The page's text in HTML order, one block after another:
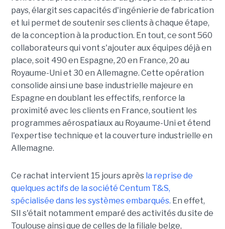
pays, élargit ses capacités d'ingénierie de fabrication
et lui permet de soutenir ses clients à chaque étape,
de la conception à la production. En tout, ce sont 560
collaborateurs qui vont s'ajouter aux équipes déjà en
place, soit 490 en Espagne, 20 en France, 20 au
Royaume-Uni et 30 en Allemagne. Cette opération
consolide ainsi une base industrielle majeure en
Espagne en doublant les effectifs, renforce la
proximité avec les clients en France, soutient les
programmes aérospatiaux au Royaume-Uni et étend
l'expertise technique et la couverture industrielle en
Allemagne.
Ce rachat intervient 15 jours après la reprise de
quelques actifs de la société Centum T&S,
spécialisée dans les systèmes embarqués. En effet,
SII s'était notamment emparé des activités du site de
Toulouse ainsi que de celles de la filiale belge,